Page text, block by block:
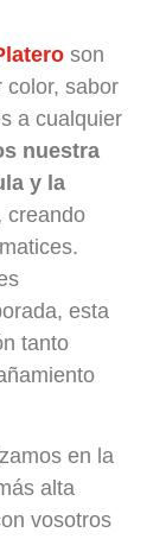
son
color, sabor
a cualquier
nuestra
y la
creando
esta
tanto
en la
alta
vosotros